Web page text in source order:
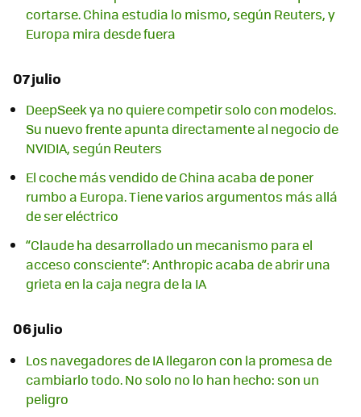
cortarse. China estudia lo mismo, según Reuters, y
Europa mira desde fuera
07 julio
DeepSeek ya no quiere competir solo con modelos.
Su nuevo frente apunta directamente al negocio de
NVIDIA, según Reuters
El coche más vendido de China acaba de poner
rumbo a Europa. Tiene varios argumentos más allá
de ser eléctrico
“Claude ha desarrollado un mecanismo para el
acceso consciente”: Anthropic acaba de abrir una
grieta en la caja negra de la IA
06 julio
Los navegadores de IA llegaron con la promesa de
cambiarlo todo. No solo no lo han hecho: son un
peligro